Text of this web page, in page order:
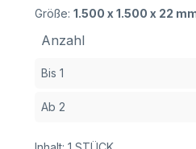
Größe: 1.500 x 1.500 x 22
Anzahl
Bis 1
Ab 2